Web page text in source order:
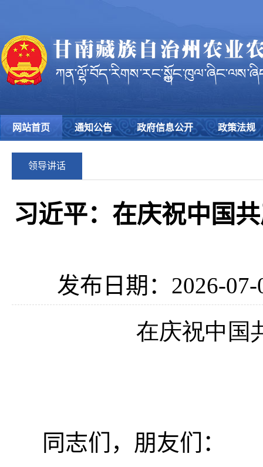
网站首页 通知公告 政府信息公开 政策法规
领导讲话
习近平：在庆祝中国
发布日期：2026-
在庆祝中国
同志们，朋友们：